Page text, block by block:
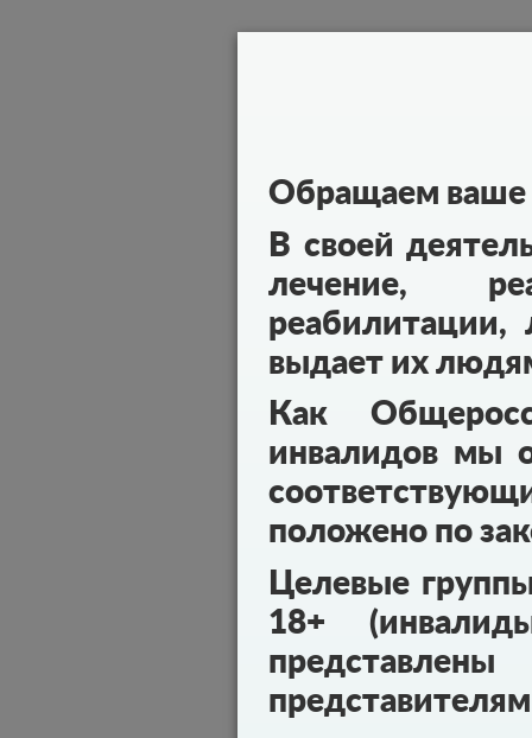
Обращаем ваше
В своей
лечение,
реабилитации,
выдает их
Как
инвалидов мы
положено по
Целевые
18+